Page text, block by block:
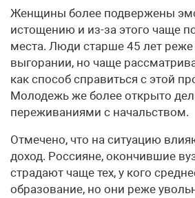
Женщины более подвержены
истощению и из-за этого чаще
места. Люди старше 45 лет реже
выгорании, но чаще
как способ справиться с этой
Молодежь же более открыто
переживаниями с начальством.
Отмечено, что на ситуацию
доход. Россияне, окончившие
страдают чаще тех, у кого
образование, но они реже